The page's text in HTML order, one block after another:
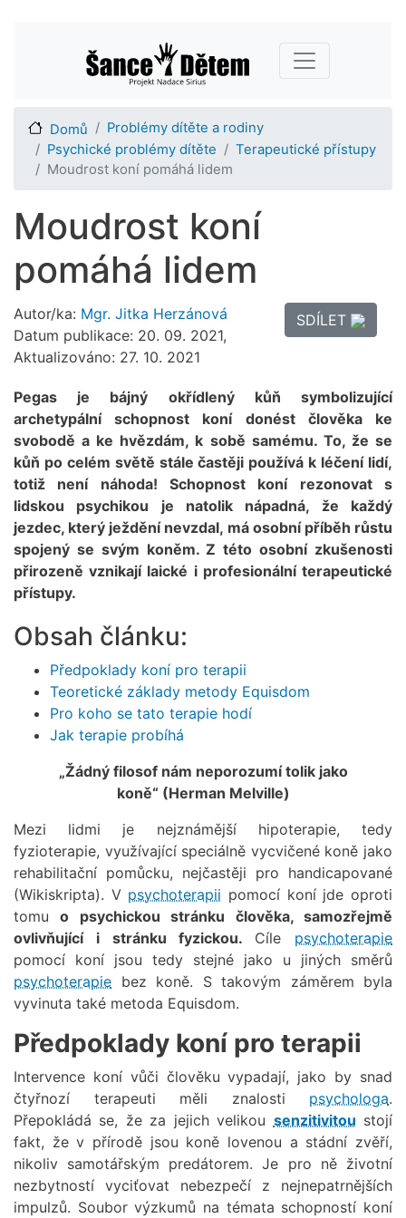
hlavnímu
obsahu
Main navigation
Domů
Problémy dítěte a rodiny
Psychické problémy dítěte
Terapeutické přístupy
Moudrost koní pomáhá lidem
Moudrost koní
pomáhá lidem
Autor/ka: Mgr. Jitka Herzánová
Datum publikace: 20. 09. 2021,
Aktualizováno: 27. 10. 2021
SDÍLET
Pegas je bájný okřídlený kůň symbolizující
archetypální schopnost koní donést člověka ke
svobodě a ke hvězdám, k sobě samému. To, že se
kůň po celém světě stále častěji používá k léčení lidí,
totiž není náhoda! Schopnost koní rezonovat s
lidskou psychikou je natolik nápadná, že každý
jezdec, který ježdění nevzdal, má osobní příběh růstu
spojený se svým koněm. Z této osobní zkušenosti
přirozeně vznikají laické i profesionální terapeutické
přístupy.
Obsah článku:
Předpoklady koní pro terapii
Teoretické základy metody Equisdom
Pro koho se tato terapie hodí
Jak terapie probíhá
„Žádný filosof nám neporozumí tolik jako
koně“ (Herman Melville)
Mezi lidmi je nejznámější hipoterapie, tedy
fyzioterapie, využívající speciálně vycvičené koně jako
rehabilitační pomůcku, nejčastěji pro handicapované
(Wikiskripta). V psychoterapii pomocí koní jde oproti
tomuo psychickou stránku člověka, samozřejmě
ovlivňující i stránku fyzickou. Cíle psychoterapie
pomocí koní jsou tedy stejné jako u jiných směrů
psychoterapie bez koně. S takovým záměrem byla
vyvinuta také metoda Equisdom.
Předpoklady koní pro terapii
Intervence koní vůči člověku vypadají, jako by snad
čtyřnozí terapeuti měli znalosti psychologa.
Přepokládá se, že za jejich velikou senzitivitou stojí
fakt, že v přírodě jsou koně lovenou a stádní zvěří,
nikoliv samotářským predátorem. Je pro ně životní
nezbytností vyciťovat nebezpečí z nejnepatrnějších
impulzů. Soubor výzkumů na témata schopností koní